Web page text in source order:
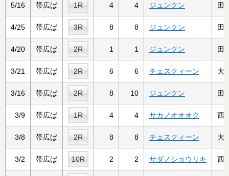
5/16 帯広ば 1R 4 4 ジュンクン 田
4/25 帯広ば 3R 8 8 ジュンクン 田
4/20 帯広ば 2R 1 1 ジュンクン 田
3/21 帯広ば 2R 6 6 チェスクィーン 大
3/16 帯広ば 2R 8 10 ジュンクン 田
3/9 帯広ば 1R 4 4 サカノオオオク 西
3/8 帯広ば 2R 8 8 チェスクィーン 大
3/2 帯広ば 10R 2 2 サダノショウリキ 西